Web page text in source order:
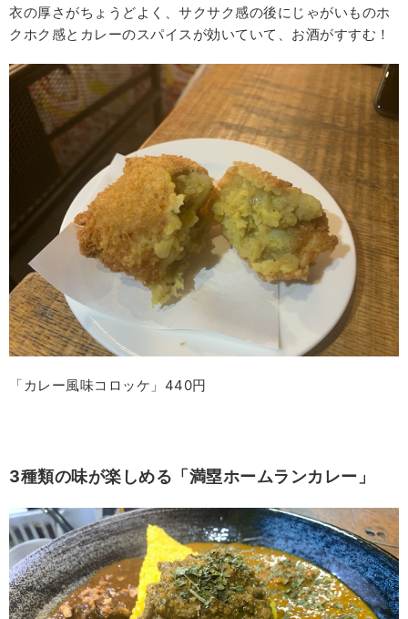
衣の厚さがちょうどよく、サクサク感の後にじゃがいものホ
クホク感とカレーのスパイスが効いていて、お酒がすすむ！
「カレー風味コロッケ」440円
3種類の味が楽しめる「満塁ホームランカレー」